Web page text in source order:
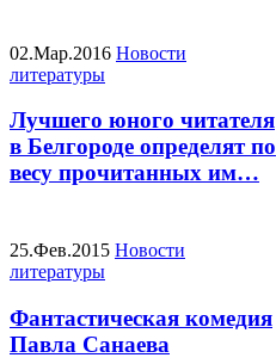
02.Мар.2016 Новости
литературы
Лучшего юного читателя
в Белгороде определят по
весу прочитанных им…
25.Фев.2015 Новости
литературы
Фантастическая комедия
Павла Санаева